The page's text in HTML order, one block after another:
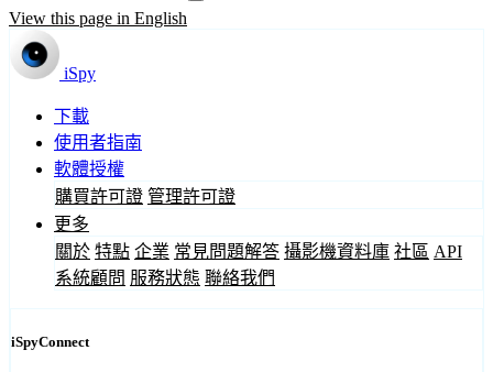
View this page in English
iSpy
下載
使用者指南
軟體授權
購買許可證 管理許可證
更多
關於 特點 企業 常見問題解答 攝影機資料庫 社區 API
系統顧問 服務狀態 聯絡我們
iSpyConnect